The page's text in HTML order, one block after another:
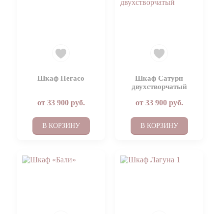
Шкаф Пегасо
от 33 900руб.
В КОРЗИНУ
Шкаф Сатурн
двухстворчатый
от 33 900руб.
В КОРЗИНУ